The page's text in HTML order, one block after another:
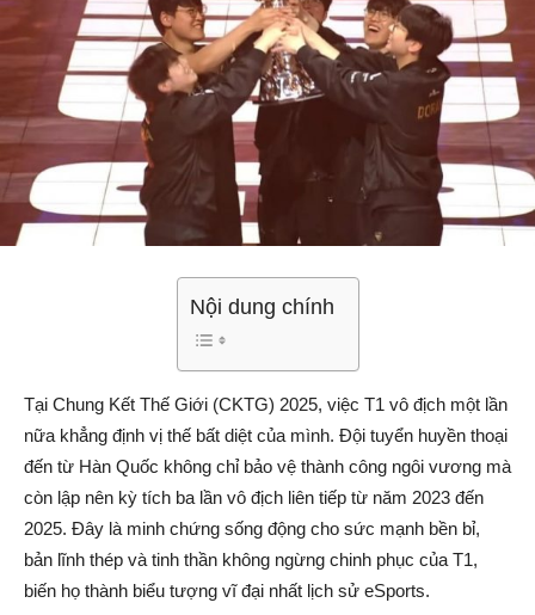
Nội dung chính
Tại Chung Kết Thế Giới (CKTG) 2025, việc T1 vô địch một lần
nữa khẳng định vị thế bất diệt của mình. Đội tuyển huyền thoại
đến từ Hàn Quốc không chỉ bảo vệ thành công ngôi vương mà
còn lập nên kỳ tích ba lần vô địch liên tiếp từ năm 2023 đến
2025. Đây là minh chứng sống động cho sức mạnh bền bỉ,
bản lĩnh thép và tinh thần không ngừng chinh phục của T1,
biến họ thành biểu tượng vĩ đại nhất lịch sử eSports.